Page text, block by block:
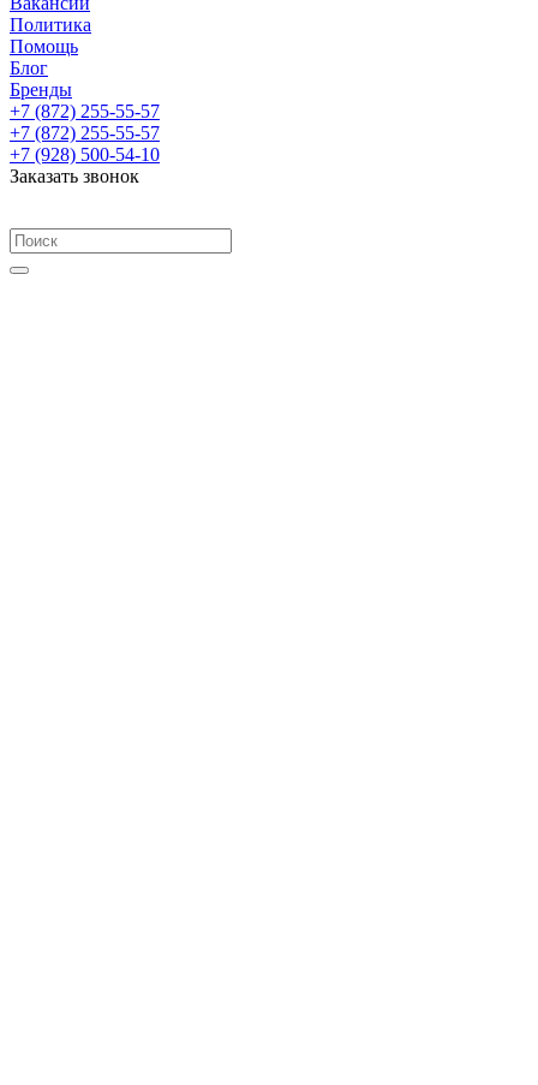
Политика
Помощь
Блог
Бренды
+7 (872) 255-55-57
+7 (872) 255-55-57
+7 (928) 500-54-10
Заказать звонок